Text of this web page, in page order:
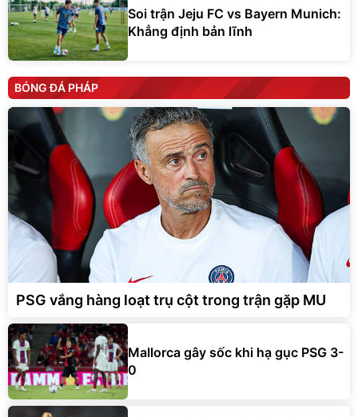
Soi trận Jeju FC vs Bayern Munich:
Khẳng định bản lĩnh
BÓNG ĐÁ PHÁP
PSG vắng hàng loạt trụ cột trong trận gặp MU
Mallorca gây sốc khi hạ gục PSG 3-
0